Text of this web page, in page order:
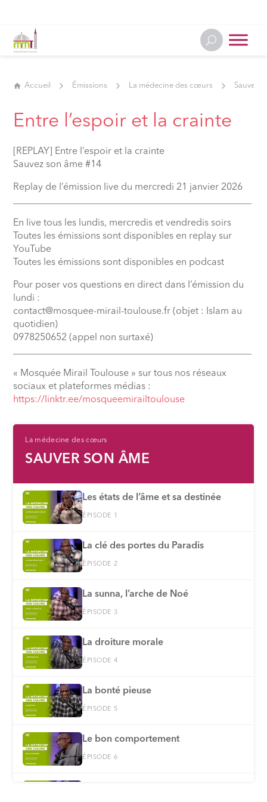
Accueil Émissions La médecine des cœurs Sauver
Entre l’espoir et la crainte
[REPLAY] Entre l’espoir et la crainte
Sauvez son âme #14
Replay de l’émission live du mercredi 21 janvier 2026
En live tous les lundis, mercredis et vendredis soirs
Toutes les émissions sont disponibles en replay sur
YouTube
Toutes les émissions sont disponibles en podcast
Pour poser vos questions en direct dans l’émission du
lundi :
contact@mosquee-mirail-toulouse.fr (objet : Islam au
quotidien)
0978250652 (appel non surtaxé)
« Mosquée Mirail Toulouse » sur tous nos réseaux
sociaux et plateformes médias :
⁠https://linktr.ee/mosqueemirailtoulouse
La médecine des cœurs
SAUVER SON ÂME
⁠Les états de l’âme et sa destinée
ÉPISODE 1
⁠La clé des portes du Paradis
ÉPISODE 2
La sunna, l’arche de Noé
ÉPISODE 3
La droiture morale
ÉPISODE 4
La bonté pieuse
ÉPISODE 5
Le bon comportement
ÉPISODE 6